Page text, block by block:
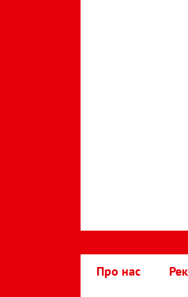
Про нас